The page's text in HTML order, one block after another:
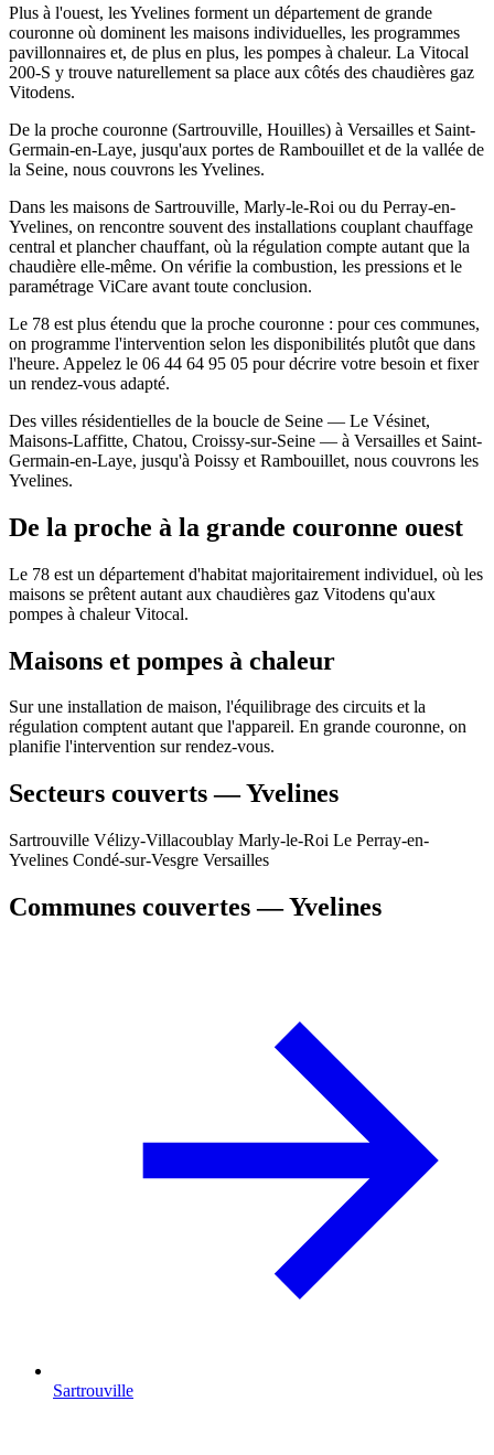
Plus à l'ouest, les Yvelines forment un département de grande
couronne où dominent les maisons individuelles, les programmes
pavillonnaires et, de plus en plus, les pompes à chaleur. La Vitocal
200-S y trouve naturellement sa place aux côtés des chaudières gaz
Vitodens.
De la proche couronne (Sartrouville, Houilles) à Versailles et Saint-
Germain-en-Laye, jusqu'aux portes de Rambouillet et de la vallée de
la Seine, nous couvrons les Yvelines.
Dans les maisons de Sartrouville, Marly-le-Roi ou du Perray-en-
Yvelines, on rencontre souvent des installations couplant chauffage
central et plancher chauffant, où la régulation compte autant que la
chaudière elle-même. On vérifie la combustion, les pressions et le
paramétrage ViCare avant toute conclusion.
Le 78 est plus étendu que la proche couronne : pour ces communes,
on programme l'intervention selon les disponibilités plutôt que dans
l'heure. Appelez le 06 44 64 95 05 pour décrire votre besoin et fixer
un rendez-vous adapté.
Des villes résidentielles de la boucle de Seine — Le Vésinet,
Maisons-Laffitte, Chatou, Croissy-sur-Seine — à Versailles et Saint-
Germain-en-Laye, jusqu'à Poissy et Rambouillet, nous couvrons les
Yvelines.
De la proche à la grande couronne ouest
Le 78 est un département d'habitat majoritairement individuel, où les
maisons se prêtent autant aux chaudières gaz Vitodens qu'aux
pompes à chaleur Vitocal.
Maisons et pompes à chaleur
Sur une installation de maison, l'équilibrage des circuits et la
régulation comptent autant que l'appareil. En grande couronne, on
planifie l'intervention sur rendez-vous.
Secteurs couverts — Yvelines
Sartrouville Vélizy-Villacoublay Marly-le-Roi Le Perray-en-
Yvelines Condé-sur-Vesgre Versailles
Communes couvertes — Yvelines
Sartrouville